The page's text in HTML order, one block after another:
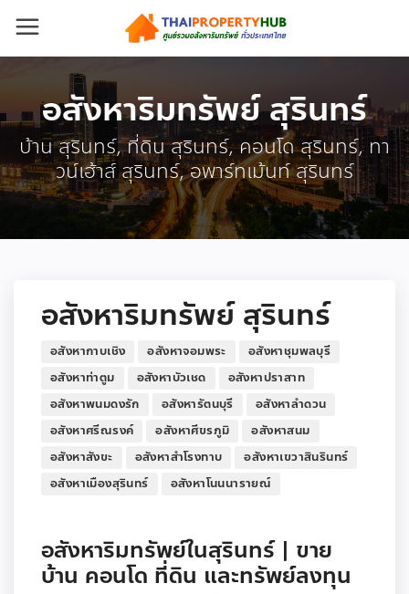
อสังหาริมทรัพย์ สุรินทร์
บ้าน สุรินทร์, ที่ดิน สุรินทร์, คอนโด สุรินทร์, ทา
วน์เฮ้าส์ สุรินทร์, อพาร์ทเม้นท์ สุรินทร์
อสังหาริมทรัพย์ สุรินทร์
อสังหากาบเชิง อสังหาจอมพระ
อสังหาชุมพลบุรี
อสังหาท่าตูม
อสังหาบัวเชด
อสังหาปราสาท
อสังหาพนมดงรัก
อสังหารัตนบุรี
อสังหาลำดวน
อสังหาศรีณรงค์
อสังหาศีขรภูมิ
อสังหาสนม
อสังหาสังขะ
อสังหาสำโรงทาบ
อสังหาเขวาสินรินทร์
อสังหาเมืองสุรินทร์
อสังหาโนนนารายณ์
อสังหาริมทรัพย์ในสุรินทร์ | ขาย
บ้าน คอนโด ที่ดิน และทรัพย์ลงทุน